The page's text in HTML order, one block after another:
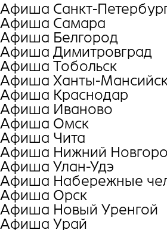
Афиша Санкт-
Афиша Самара
Афиша Белгород
Афиша Димитровград
Афиша Тобольск
Афиша Ханты-
Афиша Краснодар
Афиша Иваново
Афиша Омск
Афиша Чита
Афиша Нижний
Афиша Улан-Удэ
Афиша Набережные
Афиша Орск
Афиша Новый Уренгой
Афиша Урай